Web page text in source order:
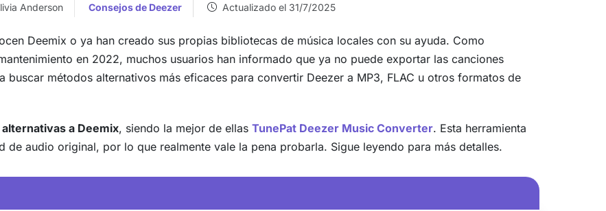
Anderson Consejos de Deezer Actualizado el 31/7/2025
Deemix o ya han creado sus propias bibliotecas de música locales con su ayuda. Como
en 2022, muchos usuarios han informado que ya no puede exportar las canciones
buscar métodos alternativos más eficaces para convertir Deezer a MP3, FLAC u otros formatos de
a Deemix, siendo la mejor de ellas TunePat Deezer Music Converter. Esta herramienta
audio original, por lo que realmente vale la pena probarla. Sigue leyendo para más detalles.